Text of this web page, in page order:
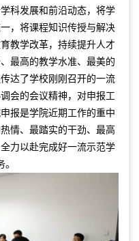
科发展和前沿动态，将学
，将课程知识传授与解决
教学改革，持续提升人才
最高的教学水准、最美的
达了学校刚刚召开的一流
会的会议精神，对申报工
报是学院近期工作的重中
情、最踏实的干劲、最高
力以赴完成好一流示范学